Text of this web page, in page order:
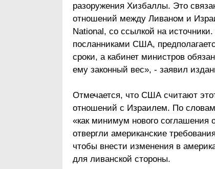
разоружения Хизбаллы. Это
отношений между Ливаном и
National, со ссылкой на
посланниками США,
сроки, а кабинет министров
ему законный вес», - заявил
Отмечается, что США считают
отношений с Израилем. По
«как минимум нового
отвергли американские
чтобы внести изменения в
для ливанской стороны.